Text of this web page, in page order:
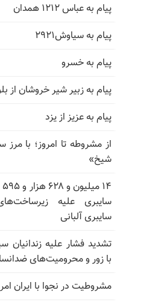
پیام به عباس ۱۲۱۲ همدان
پیام به سیاوش۲۹۲۱
پیام به خسرو
پیام به زبیر شیر خروشان از
پیام به عزیز از یزد
از مشروطه تا امروز؛ با
شیخ»
سایبری علیه
سایبری آلبانی
تشدید فشار علیه زندانیان
با زور و محرومیت‌های
مشروطیت در نجوا با ایران